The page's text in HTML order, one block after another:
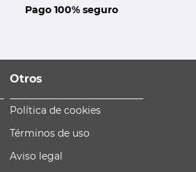
Pago 100% seguro
Otros
Política de cookies
Términos de uso
Aviso legal